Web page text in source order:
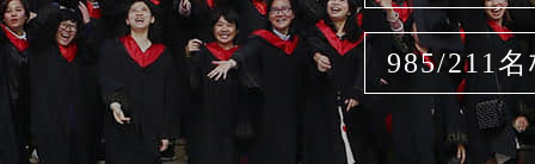
985/211名